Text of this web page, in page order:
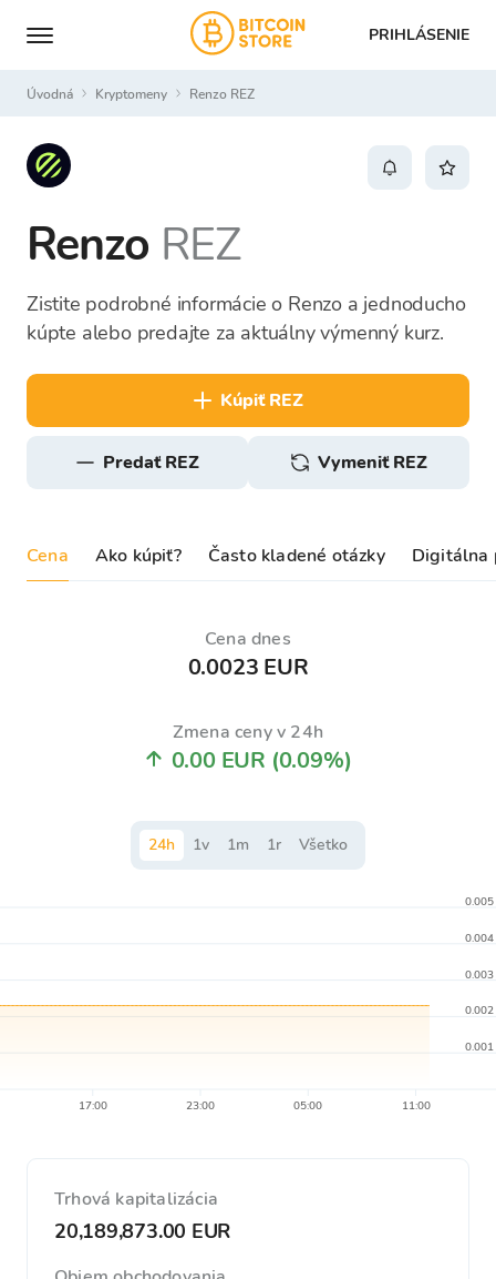
PRIHLÁSENIE
Úvodná Kryptomeny Renzo REZ
Renzo REZ
Zistite podrobné informácie o Renzo a jednoducho
kúpte alebo predajte za aktuálny výmenný kurz.
kúpiť REZ
predať REZ Vymeniť REZ
Cena Ako kúpiť? Často kladené otázky Digitálna
Cena dnes
0.0023 EUR
Zmena ceny v 24h
0.00 EUR (0.09%)
24h 1v 1m 1r Všetko
17:00 23:00 05:00 11:00
0.001
0.002
0.003
0.004
0.005
Trhová kapitalizácia
20,189,873.00 EUR